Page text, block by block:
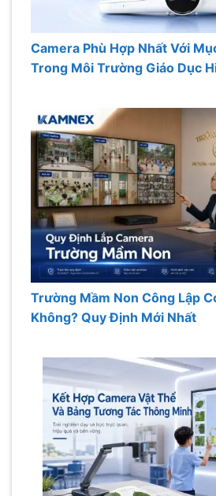
Camera Phù Hợp Nhất Với
Trong Môi Trường Giáo Dục
Trường Mầm Non Công Lập
Không? Quy Định Mới Nhất